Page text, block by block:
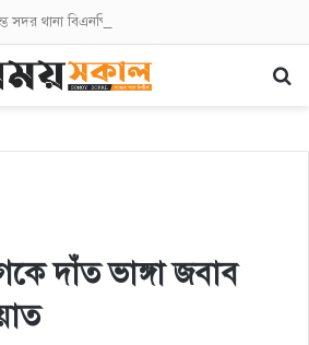
সদর থানা বিএনপির পুষ্পস্তবক অর্পণ
দাঁত ভাঙ্গা জবাব